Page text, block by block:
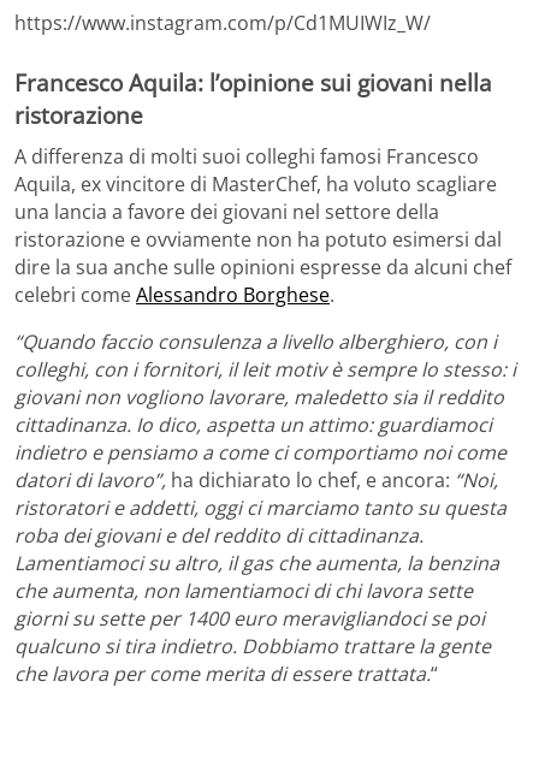
https://www.instagram.com/p/Cd1MUIWIz_W/
Francesco Aquila: l’opinione sui giovani nella
ristorazione
A differenza di molti suoi colleghi famosi Francesco
Aquila, ex vincitore di MasterChef, ha voluto scagliare
una lancia a favore dei giovani nel settore della
ristorazione e ovviamente non ha potuto esimersi dal
dire la sua anche sulle opinioni espresse da alcuni chef
celebri comeAlessandro Borghese.
“Quando faccio consulenza a livello alberghiero, con i
colleghi, con i fornitori, il leit motiv è sempre lo stesso: i
giovani non vogliono lavorare, maledetto sia il reddito
cittadinanza. Io dico, aspetta un attimo: guardiamoci
indietro e pensiamo a come ci comportiamo noi come
datori di lavoro”, ha dichiarato lo chef, e ancora: “Noi,
ristoratori e addetti, oggi ci marciamo tanto su questa
roba dei giovani e del reddito di cittadinanza.
Lamentiamoci su altro, il gas che aumenta, la benzina
che aumenta, non lamentiamoci di chi lavora sette
giorni su sette per 1400 euro meravigliandoci se poi
qualcuno si tira indietro. Dobbiamo trattare la gente
che lavora per come merita di essere trattata.“